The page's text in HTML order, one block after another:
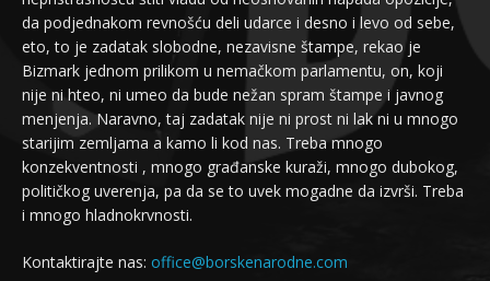
da podjednakom revnošću deli udarce i desno i levo od sebe,
eto, to je zadatak slobodne, nezavisne štampe, rekao je
Bizmark jednom prilikom u nemačkom parlamentu, on, koji
nije ni hteo, ni umeo da bude nežan spram štampe i javnog
menjenja. Naravno, taj zadatak nije ni prost ni lak ni u mnogo
starijim zemljama a kamo li kod nas. Treba mnogo
konzekventnosti , mnogo građanske kuraži, mnogo dubokog,
političkog uverenja, pa da se to uvek mogadne da izvrši. Treba
i mnogo hladnokrvnosti.
Kontaktirajte nas: office@borskenarodne.com